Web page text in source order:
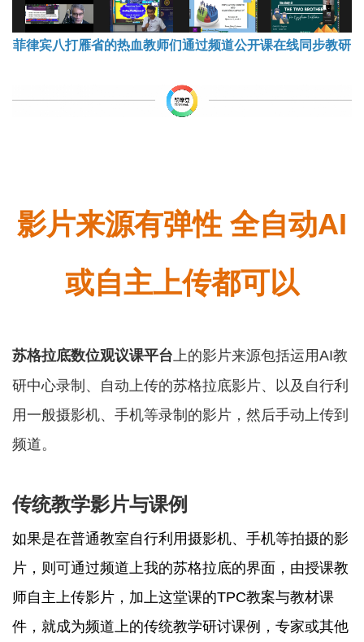
菲律宾八打雁省的热血教师们通过频道公开课在线同步教研
影片来源有弹性 全自动AI
或自主上传都可以
苏格拉底数位观议课平台 上的影片来源包括运用AI教
研中心录制、自动上传的苏格拉底影片、以及自行利
用一般摄影机、手机等录制的影片，然后手动上传到
频道。
传统教学影片与课例
如果是在普通教室自行利用摄影机、手机等拍摄的影
片，则可通过频道上我的苏格拉底的界面，由授课教
师自主上传影片，加上这堂课的TPC教案与教材课
件，就成为频道上的传统教学研讨课例，专家或其他